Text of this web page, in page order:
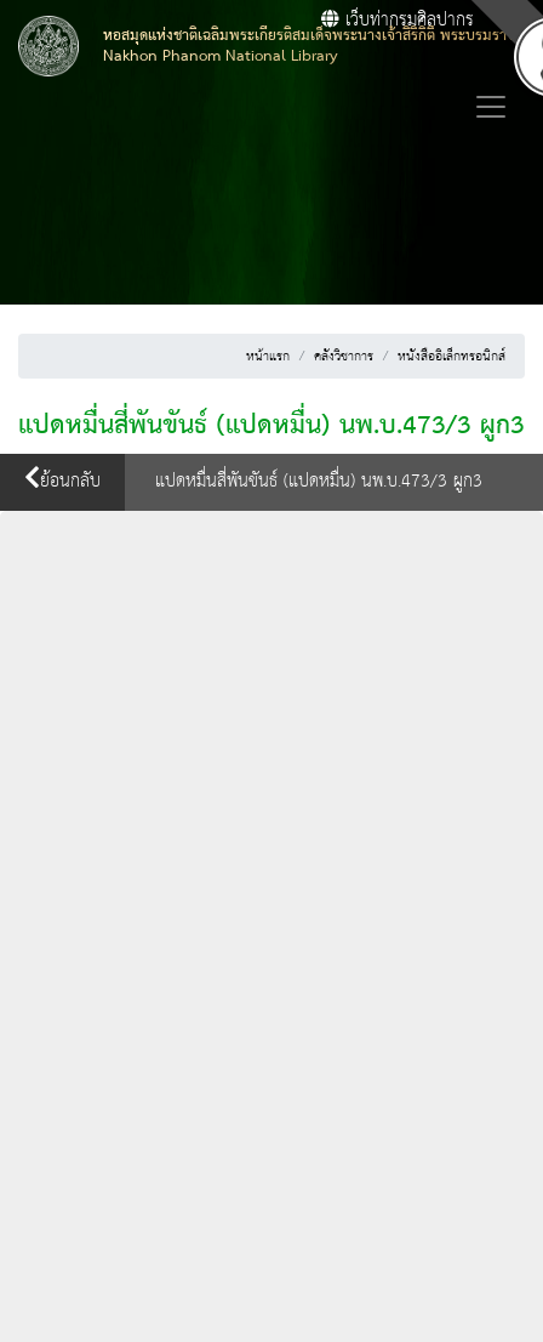
หอสมุดแห่งชาติเฉลิมพระเกียรติสมเด็จพระนางเจ้าสิริกิติ์ พระบรมราชินี
Nakhon Phanom National Library
เว็บท่ากรมศิลปากร
หน้าแรก คลังวิชาการ หนังสืออิเล็กทรอนิกส์
แปดหมื่นสี่พันขันธ์ (แปดหมื่น) นพ.บ.473/3 ผูก3
ย้อนกลับ แปดหมื่นสี่พันขันธ์ (แปดหมื่น) นพ.บ.473/3 ผูก3